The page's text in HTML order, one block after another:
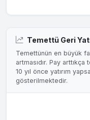
Temettü Geri
Temettünün en büyük
artmasıdır. Pay
10 yıl önce yatırım
gösterilmektedir.